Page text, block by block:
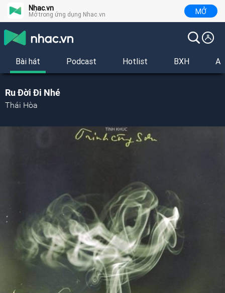
Nhac.vn
Mở trong ứng dụng Nhac.vn MỞ
Bài hát Podcast Hotlist BXH
Ru Đời Đi Nhé
Thái Hòa